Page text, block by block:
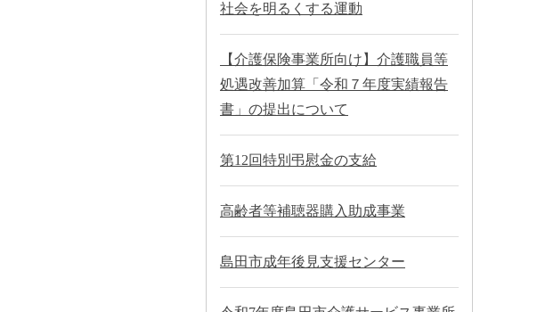
社会を明るくする運動
【介護保険事業所向け】介護職員等
処遇改善加算「令和７年度実績報告
書」の提出について
第12回特別弔慰金の支給
高齢者等補聴器購入助成事業
島田市成年後見支援センター